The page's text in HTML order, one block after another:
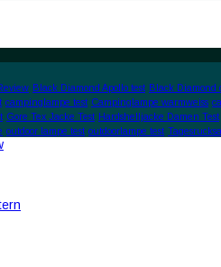
Black Diamond Apollo test Black Diamond
campinglampe test Campinglampe warmweiss
Gore Tex Jacke Test Hardshelljacke Damen Test
outdoor lampe test outdoorlampe test